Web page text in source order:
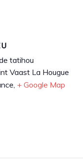
tatihou
Vaast La Hougue
, + Google Map